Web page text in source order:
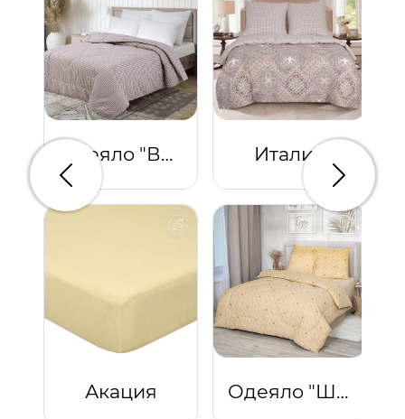
Одеяло "Верблюжья шерсть" облегченное (хлопок 100%) Италия
Акация Одеяло "Шерсть"
Предыдущий